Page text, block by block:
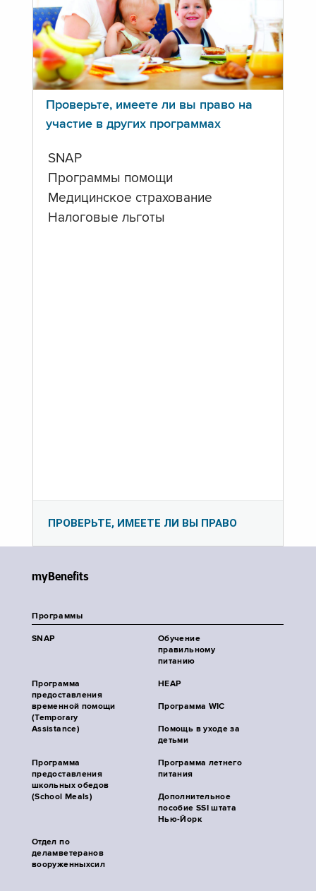
Проверьте, имеете ли вы право на
участие в других программах
SNAP
Программы помощи
Медицинское страхование
Налоговые льготы
ПРОВЕРЬТЕ, ИМЕЕТЕ ЛИ ВЫ ПРАВО
myBenefits
Программы
SNAP
Обучение
правильному
питанию
Программа
предоставления
временной помощи
(Temporary
Assistance)
HEAP
Программа WIC
Помощь в уходе за
детьми
Программа
предоставления
школьных обедов
(School Meals)
Программа летнего
питания
Дополнительное
пособие SSI штата
Нью-Йорк
Отдел по
деламветеранов
вооруженныхсил